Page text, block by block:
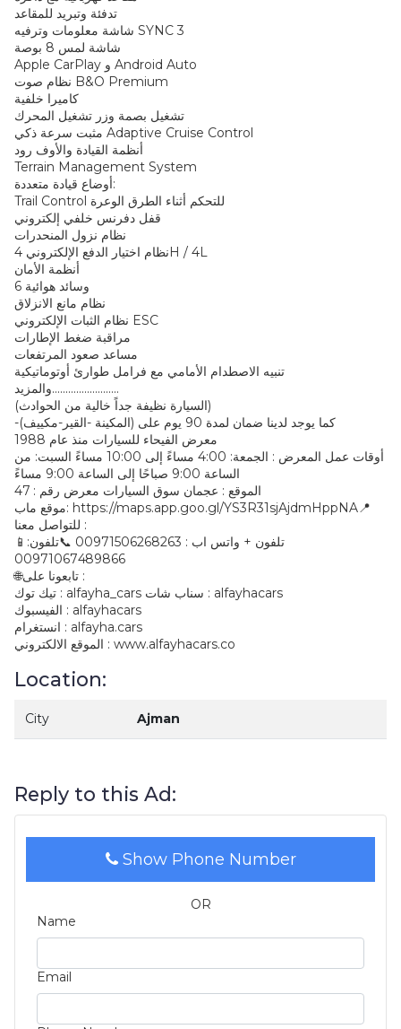
تدفئة وتبريد للمقاعد
شاشة معلومات وترفيه SYNC 3
شاشة لمس 8 بوصة
Apple CarPlay و Android Auto
نظام صوت B&O Premium
كاميرا خلفية
تشغيل بصمة وزر تشغيل المحرك
مثبت سرعة ذكي Adaptive Cruise Control
أنظمة القيادة والأوف رود
Terrain Management System
أوضاع قيادة متعددة:
Trail Control للتحكم أثناء الطرق الوعرة
قفل دفرنس خلفي إلكتروني
نظام نزول المنحدرات
نظام اختيار الدفع الإلكتروني 4H / 4L
أنظمة الأمان
6 وسائد هوائية
نظام مانع الانزلاق
نظام الثبات الإلكتروني ESC
مراقبة ضغط الإطارات
مساعد صعود المرتفعات
تنبيه الاصطدام الأمامي مع فرامل طوارئ أوتوماتيكية
والمزيد.........................
(السيارة نظيفة جداً خالية من الحوادث)
-كما يوجد لدينا ضمان لمدة 90 يوم على (المكينة -القير-مكييف)
معرض الفيحاء للسيارات منذ عام 1988
أوقات عمل المعرض : الجمعة: 4:00 مساءً إلى 10:00 مساءً السبت: من
الساعة 9:00 صباحًا إلى الساعة 9:00 مساءً
الموقع : عجمان سوق السيارات معرض رقم : 47
موقع ماب: https://maps.app.goo.gl/YS3R31sjAjdmHppNA📍
للتواصل معنا :
📱تلفون + واتس اب : 00971506268263 📞تلفون:
00971067489866
🌐تابعونا على :
تيك توك : alfayha_cars سناب شات : alfayhacars
الفيسبوك : alfayhacars
انستغرام : alfayha.cars
الموقع الالكتروني : www.alfayhacars.co
Location:
City Ajman
Reply to this Ad:
Show Phone Number
OR
Name
Email